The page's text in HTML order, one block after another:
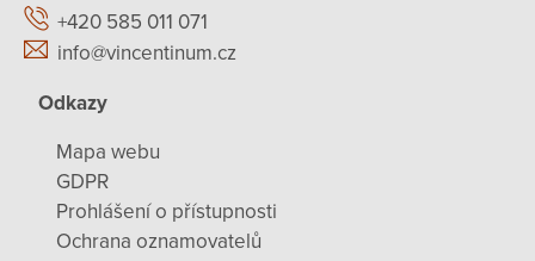
+420 585 011 071
info@vincentinum.cz
Odkazy
Mapa webu
GDPR
Prohlášení o přístupnosti
Ochrana oznamovatelů